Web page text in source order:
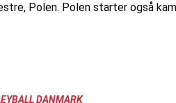
Polen. Polen starter også
DANMARK